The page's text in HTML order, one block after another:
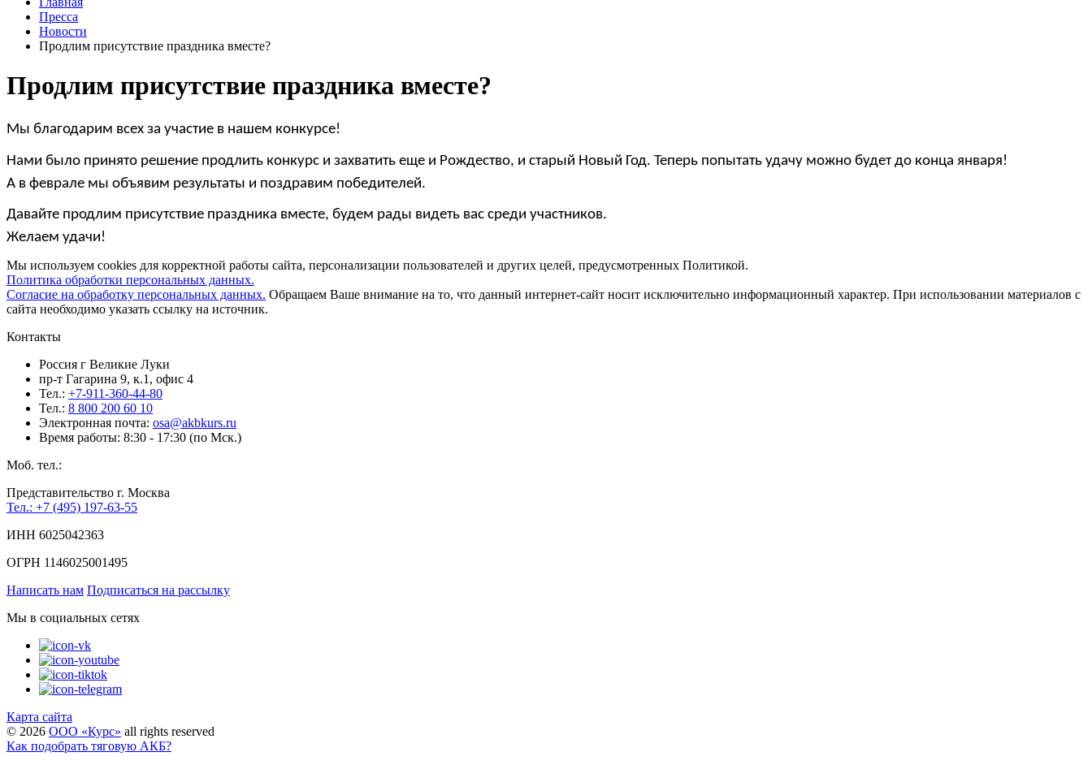
Пресса
Новости
Продлим присутствие праздника вместе?
Продлим присутствие праздника вместе?
Мы благодарим всех за участие в нашем конкурсе!
Нами было принято решение продлить конкурс и захватить еще и Рождество, и старый Новый Год. Теперь попытать удачу можно будет до конца января!
А в феврале мы объявим результаты и поздравим победителей.
Давайте продлим присутствие праздника вместе, будем рады видеть вас среди участников.
Желаем удачи!
Мы используем cookies для корректной работы сайта, персонализации пользователей и других целей, предусмотренных Политикой.
Политика обработки персональных данных.
Согласие на обработку персональных данных. Обращаем Ваше внимание на то, что данный интернет-сайт носит исключительно информационный характер. При использовании материалов c
сайта необходимо указать ссылку на источник.
Контакты
Россия г Великие Луки
пр-т Гагарина 9, к.1, офис 4
Тел.: +7-911-360-44-80
Тел.: 8 800 200 60 10
Электронная почта: osa@akbkurs.ru
Время работы: 8:30 - 17:30 (по Мск.)
Моб. тел.:
Представительство г. Москва
Тел.: +7 (495) 197-63-55
ИНН 6025042363
ОГРН 1146025001495
Написать нам Подписаться на рассылку
Мы в социальных сетях
Карта сайта
© 2026 ООО «Курс» all rights reserved
Как подобрать тяговую АКБ?